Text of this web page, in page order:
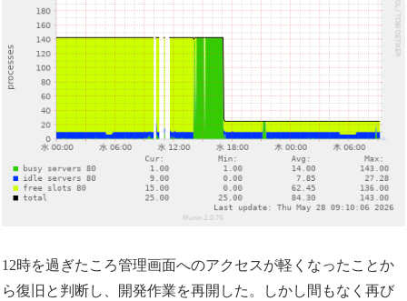
12時を過ぎたころ管理画面へのアクセスが軽くなったことか
ら復旧と判断し、開発作業を再開した。しかし間もなく再び